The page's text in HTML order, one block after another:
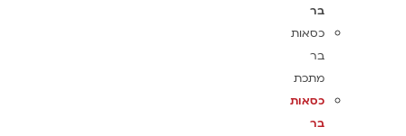
בר
כסאות
בר
מתכת
כסאות
בר